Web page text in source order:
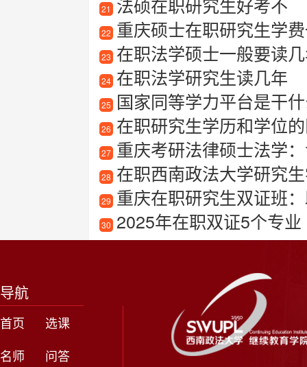
21
22 重庆硕士在职研究生学费一
23 在职法学硕士一般要读
24 在职法学研究生读几年
25 国家同等学力平台是干什么
26 在职研究生学历和学位
27 重庆考研法律硕士法学
28 在职西南政法大学研究
29 重庆在职研究生双证班
30 2025年在职双证5个专业
导航
首页
选课
名师
问答